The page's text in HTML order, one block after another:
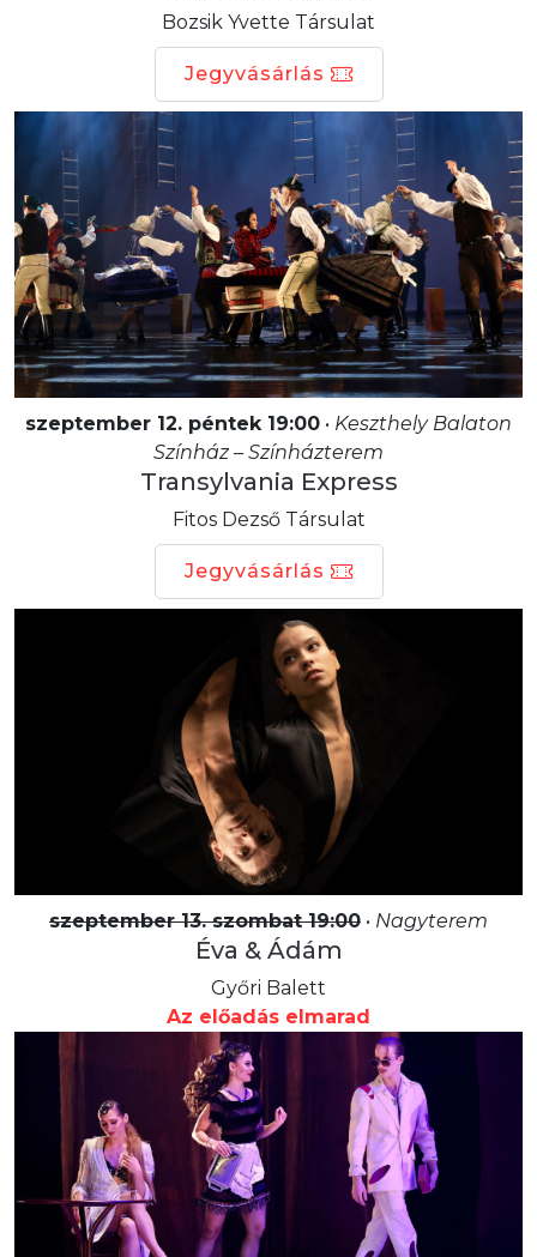
Bozsik Yvette Társulat
Jegyvásárlás
szeptember 12. péntek 19:00 • Keszthely Balaton
Színház – Színházterem
Transylvania Express
Fitos Dezső Társulat
Jegyvásárlás
szeptember 13. szombat 19:00 • Nagyterem
Éva & Ádám
Győri Balett
Az előadás elmarad